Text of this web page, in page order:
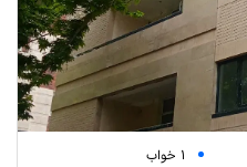
1 خواب